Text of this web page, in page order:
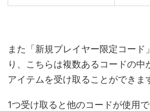
また「新規プレイヤー限定コード
り、こちらは複数あるコードの中
アイテムを受け取ることができま
1つ受け取ると他のコードが使用